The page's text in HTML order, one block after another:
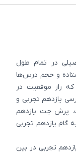
در تمام طول
و حجم درس‌ها
که راز موفقیت در
یازدهم تجربی و
پرش جت یازدهم
گام یازدهم تجربی
تجربی در بین